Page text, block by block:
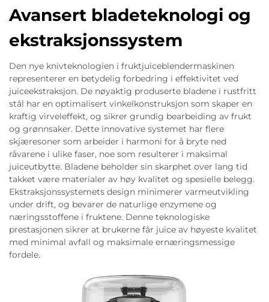
Avansert bladeteknologi og
ekstraksjonssystem
Den nye knivteknologien i fruktjuiceblendermaskinen
representerer en betydelig forbedring i effektivitet ved
juiceekstraksjon. De nøyaktig produserte bladene i rustfritt
stål har en optimalisert vinkelkonstruksjon som skaper en
kraftig virveleffekt, og sikrer grundig bearbeiding av frukt
og grønnsaker. Dette innovative systemet har flere
skjæresoner som arbeider i harmoni for å bryte ned
råvarene i ulike faser, noe som resulterer i maksimal
juiceutbytte. Bladene beholder sin skarphet over lang tid
takket være materialer av høy kvalitet og spesielle belegg.
Ekstraksjonssystemets design minimerer varmeutvikling
under drift, og bevarer de naturlige enzymene og
næringsstoffene i fruktene. Denne teknologiske
prestasjonen sikrer at brukerne får juice av høyeste kvalitet
med minimal avfall og maksimale ernæringsmessige
fordele.